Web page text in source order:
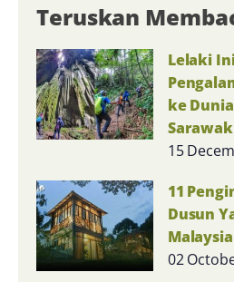
Teruskan
Lelaki
ke
Sarawak
15
11
Dusun
02